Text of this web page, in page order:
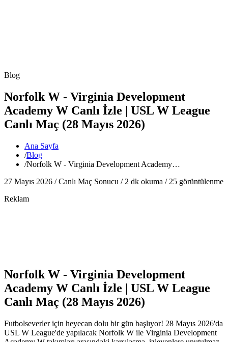
Blog
Norfolk W - Virginia Development
Academy W Canlı İzle | USL W League
Canlı Maç (28 Mayıs 2026)
Ana Sayfa
/Blog
/Norfolk W - Virginia Development Academy…
27 Mayıs 2026 /Canlı Maç Sonucu / 2 dk okuma / 25 görüntülenme
Reklam
Norfolk W - Virginia Development
Academy W Canlı İzle | USL W League
Canlı Maç (28 Mayıs 2026)
Futbolseverler için heyecan dolu bir gün başlıyor! 28 Mayıs 2026'da
USL W League'de yapılacak Norfolk W ile Virginia Development